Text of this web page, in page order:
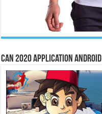
CAN 2020 Application Android